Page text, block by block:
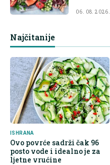
06. 08. 2026.
Najčitanije
ISHRANA
Ovo povrće sadrži čak 96
posto vode i idealno je za
ljetne vrućine